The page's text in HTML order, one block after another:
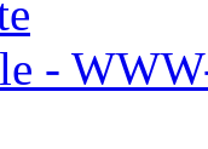
-